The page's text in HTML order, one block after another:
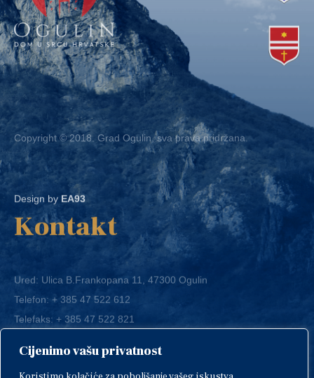
Cijenimo vašu privatnost
Copyright © 2018. Grad Ogulin, sva prava pridržana.
Design byEA93
Kontakt
Ured: Ulica B.Frankopana 11, 47300 Ogulin
Telefon:+ 385 47 522 612
Telefaks:+ 385 47 522 821
E-mail:grad-ogulin@ogulin.hr